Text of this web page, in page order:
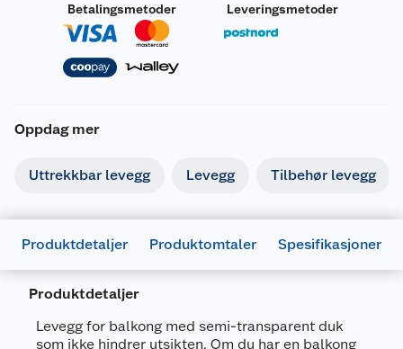
Betalingsmetoder Leveringsmetoder
Oppdag mer
Uttrekkbar levegg Levegg Tilbehør levegg
Produktdetaljer Produktomtaler Spesifikasjoner
Produktdetaljer
Levegg for balkong med semi-transparent duk
som ikke hindrer utsikten. Om du har en balkong
Artikkelnummer
5709386507343